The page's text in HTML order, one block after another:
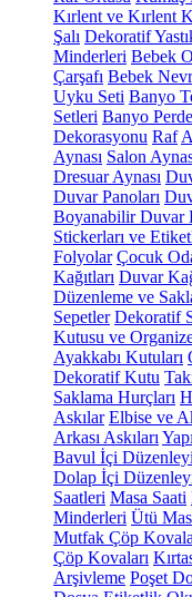
Kırlent ve Kırlent
Şalı Dekoratif
Minderleri Bebek
Çarşafı Bebek
Uyku Seti Banyo
Setleri Banyo
Dekorasyonu Raf
Aynası Salon
Dresuar Aynası
Duvar Panoları
Boyanabilir Duvar
Stickerları ve
Folyolar Çocuk
Kağıtları Duvar
Düzenleme ve
Sepetler Dekoratif
Kutusu ve
Ayakkabı Kutuları
Dekoratif Kutu
Saklama Hurçları
Askılar Elbise ve
Arkası Askıları
Bavul İçi
Dolap İçi
Saatleri Masa Saati
Minderleri Ütü
Mutfak Çöp
Çöp Kovaları
Arşivleme Poşet